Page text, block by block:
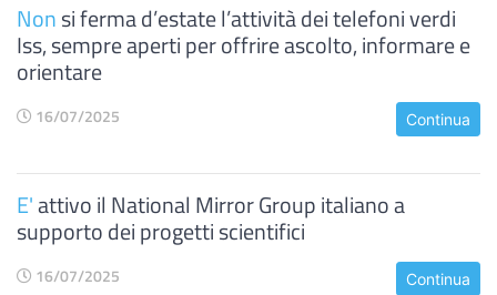
Nonsi ferma d’estate l’attività dei telefoni verdi
Iss, sempre aperti per offrire ascolto, informare e
orientare
16/07/2025 Continua
E'attivo il National Mirror Group italiano a
supporto dei progetti scientifici
16/07/2025 Continua